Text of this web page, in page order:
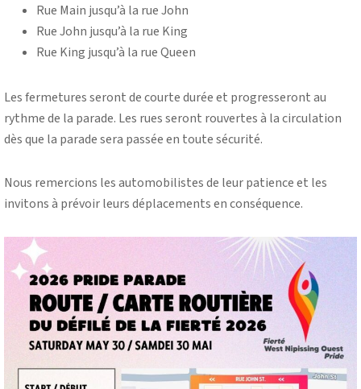
Rue Main jusqu’à la rue John
Rue John jusqu’à la rue King
Rue King jusqu’à la rue Queen
Les fermetures seront de courte durée et progresseront au
rythme de la parade. Les rues seront rouvertes à la circulation
dès que la parade sera passée en toute sécurité.
Nous remercions les automobilistes de leur patience et les
invitons à prévoir leurs déplacements en conséquence.